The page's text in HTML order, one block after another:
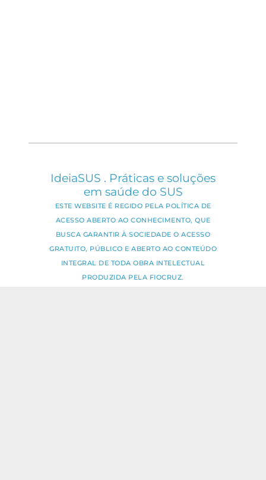
IdeiaSUS . Práticas e soluções
em saúde do SUS
ESTE WEBSITE É REGIDO PELA POLÍTICA DE
ACESSO ABERTO AO CONHECIMENTO, QUE
BUSCA GARANTIR À SOCIEDADE O ACESSO
GRATUITO, PÚBLICO E ABERTO AO CONTEÚDO
INTEGRAL DE TODA OBRA INTELECTUAL
PRODUZIDA PELA FIOCRUZ.